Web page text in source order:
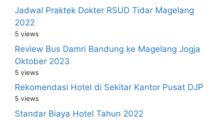
Jadwal Praktek Dokter RSUD Tidar Magelang
2022
5 views
Review Bus Damri Bandung ke Magelang Jogja
Oktober 2023
5 views
Rekomendasi Hotel di Sekitar Kantor Pusat DJP
5 views
Standar Biaya Hotel Tahun 2022